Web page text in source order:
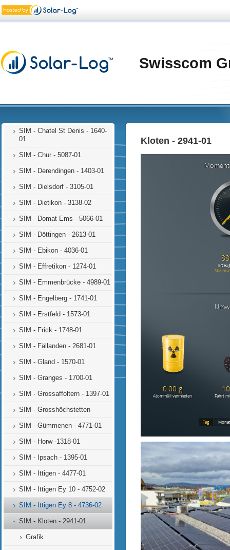
Swisscom
SIM - Biglen - 4314-01
SIM - Bière - 1613-01
SIM - Bursinel - 1614-01
SIM - Cadenazzo -1347-01
SIM - Chatel St Denis - 1640-
01
SIM - Chur - 5087-01
SIM - Derendingen - 1403-01
SIM - Dielsdorf - 3105-01
SIM - Dietikon - 3138-02
SIM - Domat Ems - 5066-01
SIM - Döttingen - 2613-01
SIM - Ebikon - 4036-01
SIM - Effretikon - 1274-01
SIM - Emmenbrücke - 4989-01
SIM - Engelberg - 1741-01
SIM - Erstfeld - 1573-01
SIM - Frick - 1748-01
SIM - Fällanden - 2681-01
SIM - Gland - 1570-01
SIM - Granges - 1700-01
SIM - Grossaffoltern - 1397-01
SIM - Grosshöchstetten
SIM - Gümmenen - 4771-01
SIM - Horw -1318-01
SIM - Ipsach - 1395-01
SIM - Ittigen - 4477-01
SIM - Ittigen Ey 10 - 4752-02
SIM - Ittigen Ey 8 - 4736-02
SIM - Kloten - 2941-01
Grafik
Kloten - 2941-01